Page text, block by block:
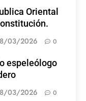
Oriental
03/2026 0
espeleólogo
03/2026 0